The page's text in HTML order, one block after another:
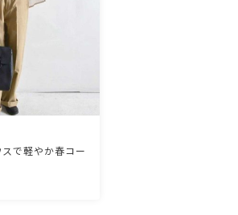
で軽やか春コー